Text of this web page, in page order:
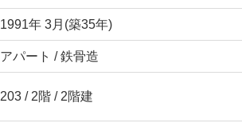
1991年 3月(築35年)
アパート / 鉄骨造
203 / 2階 / 2階建